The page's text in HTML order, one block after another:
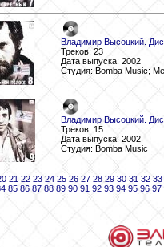
Владимир Высоцкий.
Треков: 23
Дата выпуска: 2002
Студия: Bomba Music;
Владимир Высоцкий.
Треков: 15
Дата выпуска: 2002
Студия: Bomba Music
21 22 23 24 25 26 27 28 29 30 31 32 33
85 86 87 88 89 90 91 92 93 94 95 96 97